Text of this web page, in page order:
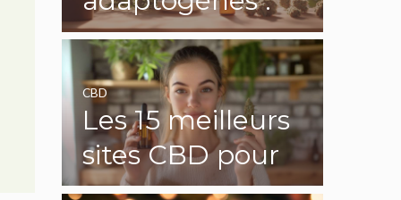
quelle solution
est la plus
efficace ?
Les 15 meilleurs
sites CBD pour
acheter du
CBD